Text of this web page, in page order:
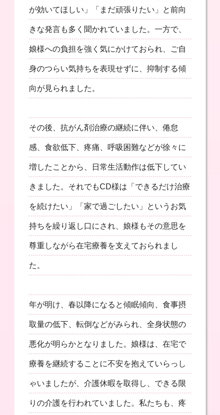
が効いてほしい」「まだ頑張りたい」と前向
きな発言も多く聞かれていました。一方で、
娘様への負担を強く気にかけておられ、ご自
身のつらい気持ちを表現せずに、抑制する傾
向が見られました。
その後、抗がん剤治療の継続に伴い、倦怠
感、食欲低下、疼痛、呼吸困難などが徐々に
増したことから、日常生活動作は低下してい
きました。それでもCD様は「できるだけ治療
を続けたい」「家で過ごしたい」というお気
持ちを繰り返し口にされ、娘様もその意思を
尊重しながら在宅療養を支えておられまし
た。
年が明け、春以降になると傾眠傾向、食事摂
取量の低下、転倒などがみられ、全身状態の
悪化が明らかとなりました。娘様は、在宅で
療養を継続することに不安を抱えていらっし
ゃいましたが、介護休暇を取得し、できる限
りの介護を行われていました。私たちも、疼